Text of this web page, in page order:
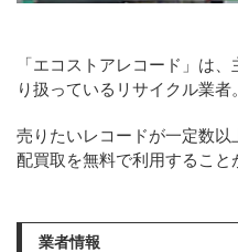
「エコストアレコード」は
り扱っているリサイクル業者。
売りたいレコードが一定数
配買取を無料で利用すること
業者情報